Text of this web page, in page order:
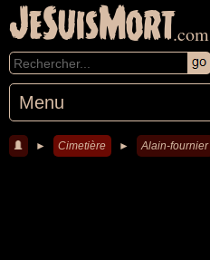
JeSuisMort.com
Menu
► Cimetière ► Alain-fournier